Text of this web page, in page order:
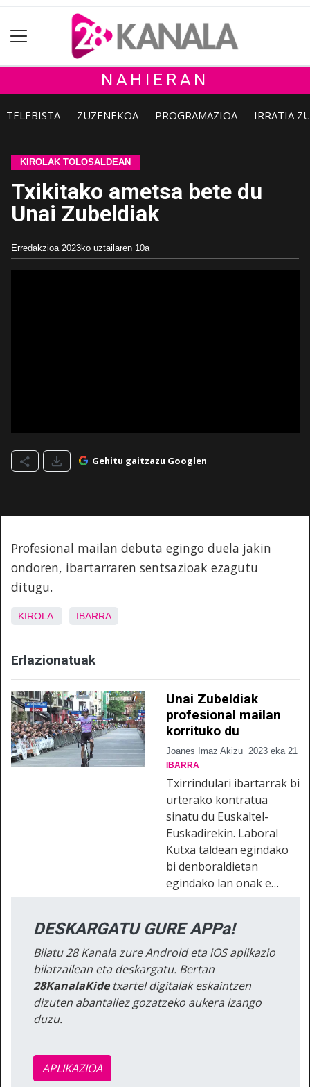
NAHIERAN
TELEBISTA ZUZENEKOA PROGRAMAZIOA IRRATIA
KIROLAK TOLOSALDEAN
Txikitako ametsa bete du
Unai Zubeldiak
Erredakzioa 2023ko uztailaren 10a
Gehitu gaitzazu Googlen
Profesional mailan debuta egingo duela jakin
ondoren, ibartarraren sentsazioak ezagutu
ditugu.
KIROLA IBARRA
Erlazionatuak
Unai Zubeldiak
profesional mailan
korrituko du
Joanes Imaz Akizu 2023 eka 21
IBARRA
Txirrindulari ibartarrak bi
urterako kontratua
sinatu du Euskaltel-
Euskadirekin. Laboral
Kutxa taldean egindako
bi denboraldietan
egindako lan onak e…
DESKARGATU GURE APPa!
Bilatu 28 Kanala zure Android eta iOS aplikazio
bilatzailean eta deskargatu. Bertan
28KanalaKidetxartel digitalak eskaintzen
dizuten abantailez gozatzeko aukera izango
duzu.
APLIKAZIOA